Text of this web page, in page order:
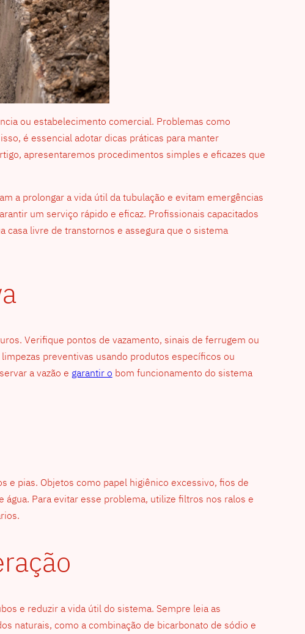
ou estabelecimento comercial. Problemas como
é essencial adotar dicas práticas para manter
apresentaremos procedimentos simples e eficazes que
a prolongar a vida útil da tubulação e evitam emergências
um serviço rápido e eficaz. Profissionais capacitados
livre de transtornos e assegura que o sistema
Verifique pontos de vazamento, sinais de ferrugem ou
preventivas usando produtos específicos ou
a vazão e garantir o bom funcionamento do sistema
e pias. Objetos como papel higiênico excessivo, fios de
Para evitar esse problema, utilize filtros nos ralos e
e reduzir a vida útil do sistema. Sempre leia as
naturais, como a combinação de bicarbonato de sódio e